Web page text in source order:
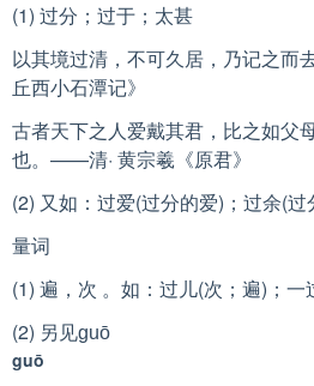
(1) 过分；过于；太甚
以其境过清，不可久居，乃记之
丘西小石潭记》
古者天下之人爱戴其君，比之如父
也。——清· 黄宗羲《原君》
(2) 又如：过爱(过分的爱)；过余(
量词
(1) 遍，次 。如：过儿(次；遍)；
(2) 另见guō
guō